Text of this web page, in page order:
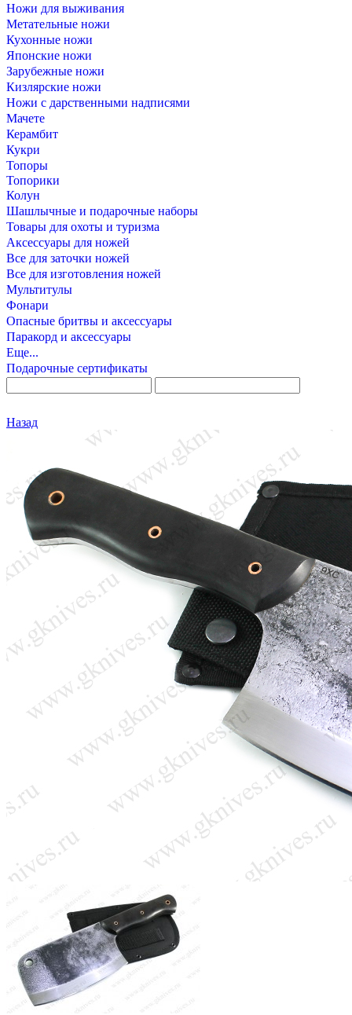
Ножи для выживания
Метательные ножи
Кухонные ножи
Японские ножи
Зарубежные ножи
Кизлярские ножи
Ножи с дарственными надписями
Мачете
Керамбит
Кукри
Топоры
Топорики
Колун
Шашлычные и подарочные наборы
Товары для охоты и туризма
Аксессуары для ножей
Все для заточки ножей
Все для изготовления ножей
Мультитулы
Фонари
Опасные бритвы и аксессуары
Паракорд и аксессуары
Еще...
Подарочные сертификаты
Назад